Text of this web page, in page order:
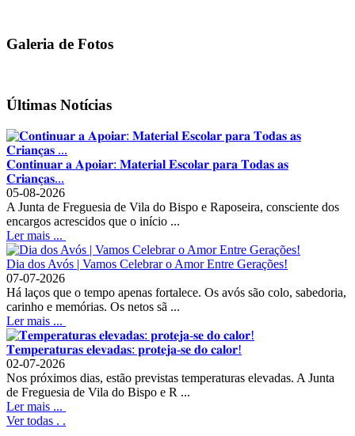
Galeria de Fotos
Últimas Notícias
𝐂𝐨𝐧𝐭𝐢𝐧𝐮𝐚𝐫 𝐚 𝐀𝐩𝐨𝐢𝐚𝐫: 𝐌𝐚𝐭𝐞𝐫𝐢𝐚𝐥 𝐄𝐬𝐜𝐨𝐥𝐚𝐫 𝐩𝐚𝐫𝐚 𝐓𝐨𝐝𝐚𝐬 𝐚𝐬
𝐂𝐫𝐢𝐚𝐧𝐜̧𝐚𝐬...
05-08-2026
A Junta de Freguesia de Vila do Bispo e Raposeira, consciente dos
encargos acrescidos que o início ...
Ler mais ...
Dia dos Avós | Vamos Celebrar o Amor Entre Gerações!
07-07-2026
Há laços que o tempo apenas fortalece. Os avós são colo, sabedoria,
carinho e memórias. Os netos sã ...
Ler mais ...
𝐓𝐞𝐦𝐩𝐞𝐫𝐚𝐭𝐮𝐫𝐚𝐬 𝐞𝐥𝐞𝐯𝐚𝐝𝐚𝐬: 𝐩𝐫𝐨𝐭𝐞𝐣𝐚-𝐬𝐞 𝐝𝐨 𝐜𝐚𝐥𝐨𝐫!
02-07-2026
Nos próximos dias, estão previstas temperaturas elevadas. A Junta
de Freguesia de Vila do Bispo e R ...
Ler mais ...
Ver todas . .